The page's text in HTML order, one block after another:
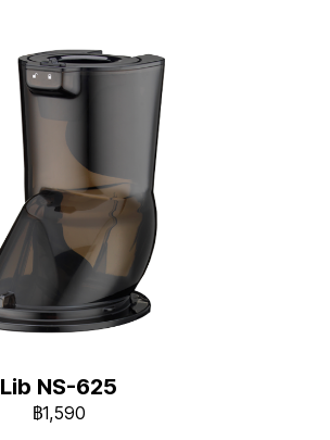
Lib NS-625
฿1,590